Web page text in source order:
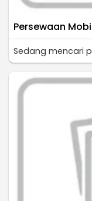
Persewaan
Sedang mencari